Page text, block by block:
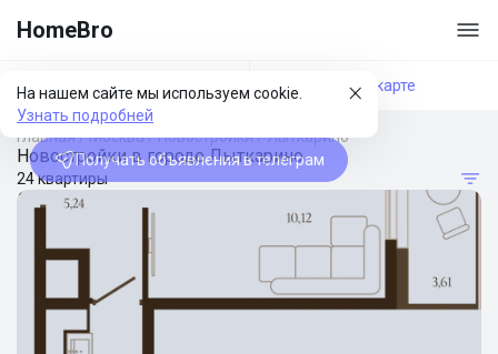
HomeBro
На нашем сайте мы используем cookie.
Узнать подробней
Получать объявления в телеграм
Фильтры На карте
Главная/Москва/Новостройки/Лыткарино
Новостройки в городе Лыткарино
24 квартиры